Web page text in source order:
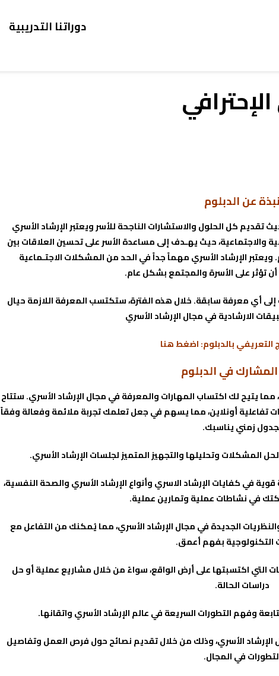
دوراتنا التدريبية
نبذة عن الدبلوم
كل الحلول والاستشارات الناجحة للأسر ويعتبر الإرشاد الأسري
والاجتماعية، حيث يهـدف إلى مساعدة الأسر على تحسين العلاقات بين
ويعتبر الإرشاد الأسري مهماً جداً في الحد من المشكلات الاجتـماعية
تؤثر على الأسرة والمجتمع بشكل عام.
إلى أي معرفة سابقة. خلال هذه الفترة، ستكتسب المعرفة اللازمة حيال
الارشادية في مجال الإرشاد الأسري
التعريفي بالدبلوم:اضغط هنا
المشارك في الدبلوم
يتيح لك اكتساب المهارات والمعرفة في مجال الإرشاد الأسري. ستتاح
أونلاين، مما يسهم في جعل تعلمك تجربة ملائمة وفعالة وفقاً
زمني يناسبك.
وتحليلها والتجهيز المتميز لجلسات الإرشاد الأسري.
في كفايات الإرشاد الاسري وأنواع الإرشاد الأسري والصحة النفسية،
في نشاطات عملية وتمارين عملية.
الجديدة في مجال الإرشاد الأسري، مما يُمكنك من التفاعل مع
التكنولوجية بفهم أعمق.
التي اكتسبتها على أرض الواقع، سواءً من خلال مشاريع عملية أو حل
دراسات الحالة.
وفهم التطورات السريعة في عالم الإرشاد الأسري واتقانها.
الأسري، وذلك من خلال تقديم نصائح حول فرص العمل وتفاصيل
في المجال.